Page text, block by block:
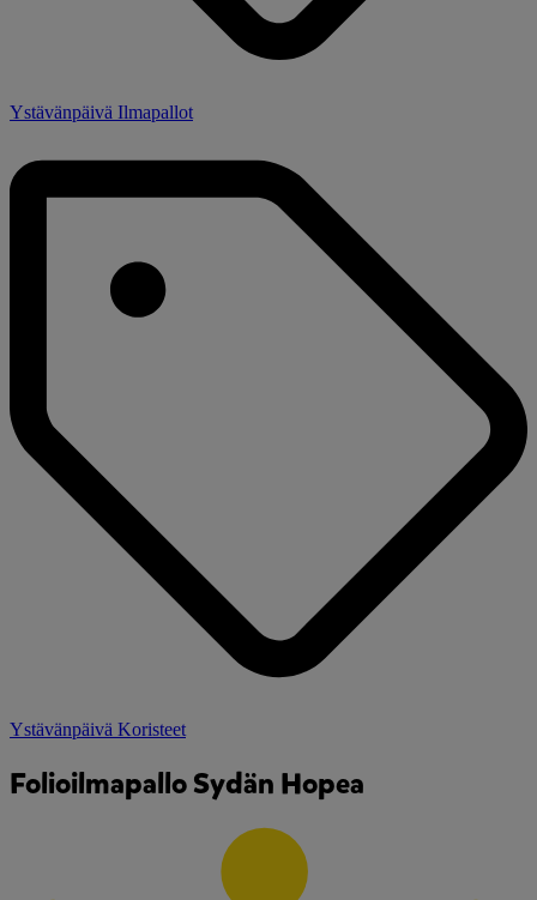
Ystävänpäivä Ilmapallot
Ystävänpäivä Koristeet
Folioilmapallo Sydän Hopea